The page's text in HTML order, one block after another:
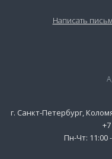
Написать
г. Санкт-Петербург,
Пн-Чт: 11:00